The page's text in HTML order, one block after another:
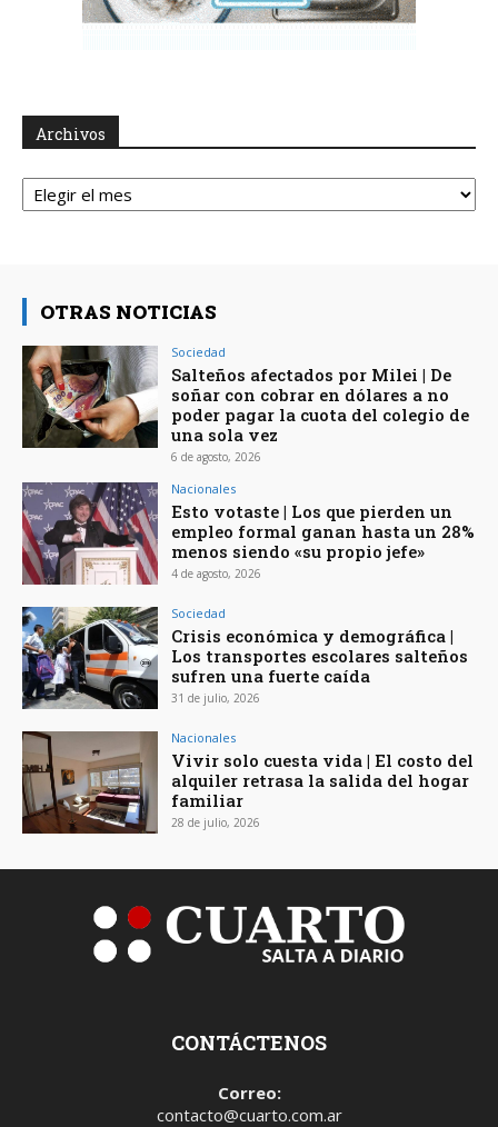
Archivos
Archivos
OTRAS NOTICIAS
Sociedad
Salteños afectados por Milei | De
soñar con cobrar en dólares a no
poder pagar la cuota del colegio de
una sola vez
6 de agosto, 2026
Nacionales
Esto votaste | Los que pierden un
empleo formal ganan hasta un 28%
menos siendo «su propio jefe»
4 de agosto, 2026
Sociedad
Crisis económica y demográfica |
Los transportes escolares salteños
sufren una fuerte caída
31 de julio, 2026
Nacionales
Vivir solo cuesta vida | El costo del
alquiler retrasa la salida del hogar
familiar
28 de julio, 2026
CONTÁCTENOS
Correo:
contacto@cuarto.com.ar